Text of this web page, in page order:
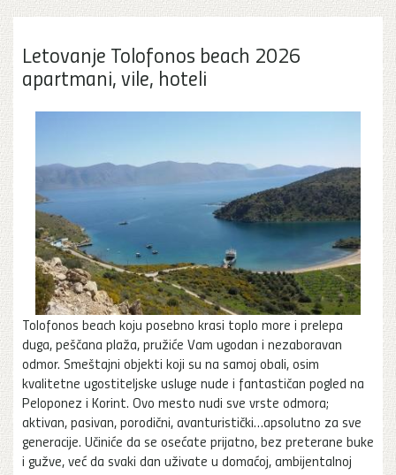
Letovanje Tolofonos beach 2026
apartmani, vile, hoteli
Tolofonos beach koju posebno krasi toplo more i prelepa
duga, peščana plaža, pružiće Vam ugodan i nezaboravan
odmor. Smeštajni objekti koji su na samoj obali, osim
kvalitetne ugostiteljske usluge nude i fantastičan pogled na
Peloponez i Korint. Ovo mesto nudi sve vrste odmora;
aktivan, pasivan, porodični, avanturistički…apsolutno za sve
generacije. Učiniće da se osećate prijatno, bez preterane buke
i gužve, već da svaki dan uživate u domaćoj, ambijentalnoj